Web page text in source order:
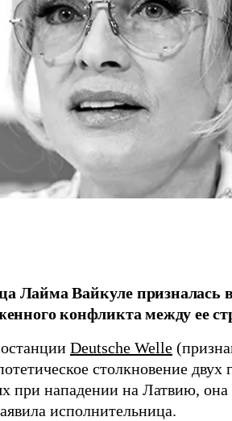
Лайма Вайкуле призналась
конфликта между ее
Deutsche Welle
столкновение двух
при нападении на Латвию, она
исполнительница.